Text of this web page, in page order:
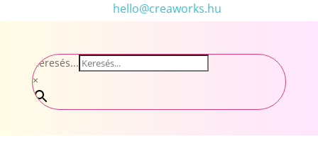
hello@creaworks.hu
Keresés...
×